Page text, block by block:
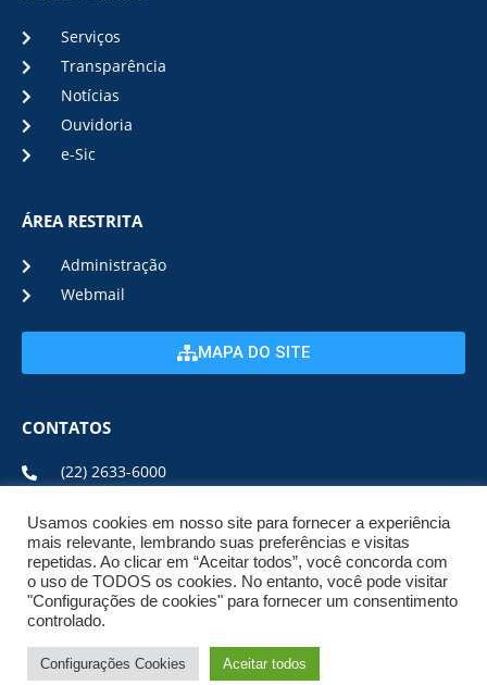
Serviços
Transparência
Notícias
Ouvidoria
e-Sic
ÁREA RESTRITA
Administração
Webmail
MAPA DO SITE
CONTATOS
(22) 2633-6000
ENDEREÇO E HORÁRIO
ESTRADA DA USINA, Nº 600 CENTRO, CEP: 28950-000
DE SEGUNDA A SEXTA DE 08:00 ÀS 17:00
© 2026 NPI BRASIL. TODOS OS DIREITOS
Usamos cookies em nosso site para fornecer a experiência
mais relevante, lembrando suas preferências e visitas
repetidas. Ao clicar em “Aceitar todos”, você concorda com
o uso de TODOS os cookies. No entanto, você pode visitar
"Configurações de cookies" para fornecer um consentimento
controlado.
Configurações Cookies Aceitar todos